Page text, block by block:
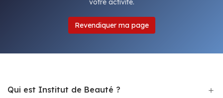
votre activité.
Revendiquer ma page
Qui est Institut de Beauté ?